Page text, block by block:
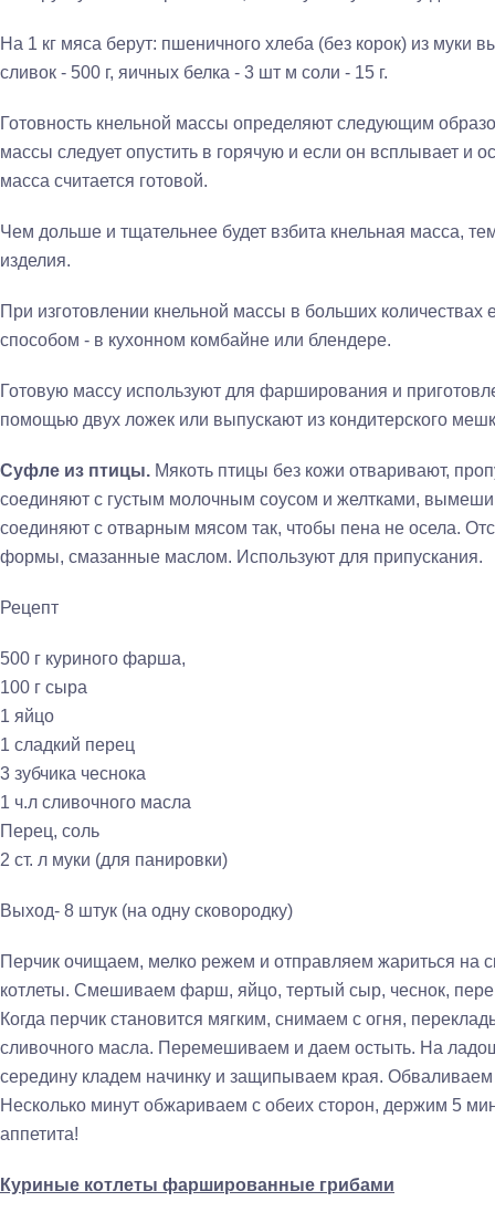
На 1 кг мяса берут: пшеничного хлеба (без корок) из муки
сливок - 500 г, яичных белка - 3 шт м соли - 15 г.
Готовность кнельной массы определяют следующим
массы следует опустить в горячую и если он всплывает и
масса считается готовой.
Чем дольше и тщательнее будет взбита кнельная масса,
изделия.
При изготовлении кнельной массы в больших количествах
способом - в кухонном комбайне или блендере.
Готовую массу используют для фарширования и
помощью двух ложек или выпускают из кондитерского
Суфле из птицы. Мякоть птицы без кожи отваривают,
соединяют с густым молочным соусом и желтками,
соединяют с отварным мясом так, чтобы пена не осела.
формы, смазанные маслом. Исполь­зуют для припускания.
Рецепт
500 г куриного фарша,
100 г сыра
1 яйцо
1 сладкий перец
3 зубчика чеснока
1 ч.л сливочного масла
Перец, соль
2 ст. л муки (для панировки)
Выход- 8 штук (на одну сковородку)
Перчик очищаем, мелко режем и отправляем жариться на
котлеты. Смешиваем фарш, яйцо, тертый сыр, чеснок,
Когда перчик становится мягким, снимаем с огня,
сливочного масла. Перемешиваем и даем остыть. На
середину кладем начинку и защипываем края. Обваливаем
Несколько минут обжариваем с обеих сторон, держим 5
аппетита!
Куриные котлеты фаршированные грибами